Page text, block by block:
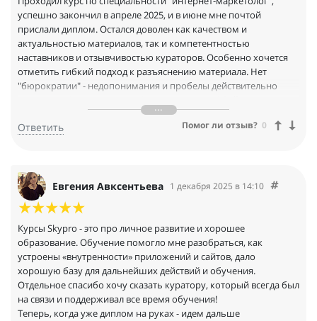
успешно закончил в апреле 2025, и в июне мне почтой
прислали диплом. Остался доволен как качеством и
актуальностью материалов, так и компетентностью
наставников и отзывчивостью кураторов. Особенно хочется
отметить гибкий подход к разъяснению материала. Нет
"бюрократии" - недопонимания и пробелы действительно
качественное обучение, всё зависит от вас как от учеников,
если есть желание усвоить материал - у вас все получится!
Ответить Помог ли отзыв? 0
Евгения Авксентьева 1 декабря 2025 в 14:10
Курсы Skypro - это про личное развитие и хорошее
образование. Обучение помогло мне разобраться, как
устроены «внутренности» приложений и сайтов, дало
хорошую базу для дальнейших действий и обучения.
Отдельное спасибо хочу сказать куратору, который всегда был
на связи и поддерживал все время обучения!
Теперь, когда уже диплом на руках - идем дальше